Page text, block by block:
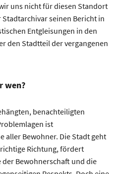
uns nicht für diesen Standort
seinen Bericht in
Entgleisungen in den
den Stadtteil der vergangenen
wen?
benachteiligten
ist
aller Bewohner. Die Stadt geht
Richtung, fördert
Bewohnerschaft und die